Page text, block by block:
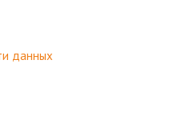
данных